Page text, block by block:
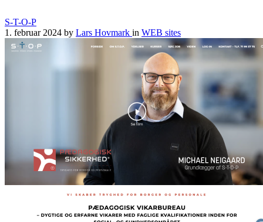
S-T-O-P
1. februar 2024 by Lars Hovmark in WEB sites